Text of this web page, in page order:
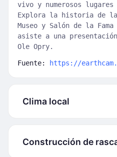
vivo y numerosos
Explora la historia de la
Museo y Salón de la
asiste a una
Ole Opry.
Fuente: https://
Clima local
Construcción de